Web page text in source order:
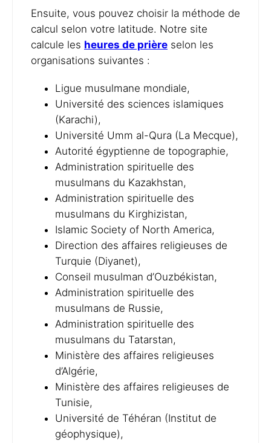
Ensuite, vous pouvez choisir la méthode de
calcul selon votre latitude. Notre site
calcule les heures de prière selon les
organisations suivantes :
Ligue musulmane mondiale,
Université des sciences islamiques
(Karachi),
Université Umm al-Qura (La Mecque),
Autorité égyptienne de topographie,
Administration spirituelle des
musulmans du Kazakhstan,
Administration spirituelle des
musulmans du Kirghizistan,
Islamic Society of North America,
Direction des affaires religieuses de
Turquie (Diyanet),
Conseil musulman d’Ouzbékistan,
Administration spirituelle des
musulmans de Russie,
Administration spirituelle des
musulmans du Tatarstan,
Ministère des affaires religieuses
d’Algérie,
Ministère des affaires religieuses de
Tunisie,
Université de Téhéran (Institut de
géophysique),